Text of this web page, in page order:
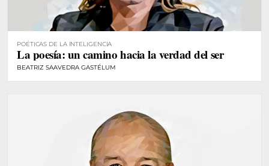
POÉTICAS DE LA INTELIGENCIA
La poesía: un camino hacia la verdad del ser
BEATRIZ SAAVEDRA GASTÉLUM